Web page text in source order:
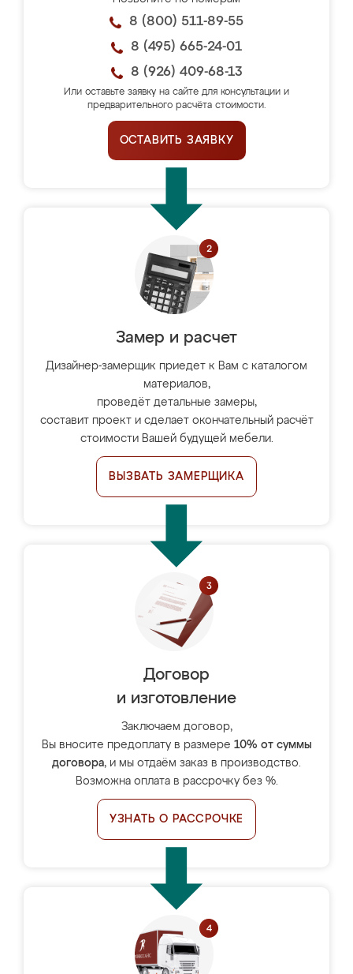
8 (800) 511-89-55
8 (495) 665-24-01
8 (926) 409-68-13
Или оставьте заявку на сайте для консультации и
предварительного расчёта стоимости.
ОСТАВИТЬ ЗАЯВКУ
Замер и расчет
Дизайнер-замерщик приедет к Вам с каталогом
материалов,
проведёт детальные замеры,
составит проект и сделает окончательный расчёт
стоимости Вашей будущей мебели.
ВЫЗВАТЬ ЗАМЕРЩИКА
Договор
и изготовление
Заключаем договор,
Вы вносите предоплату в размере 10% от суммы
договора, и мы отдаём заказ в производство.
Возможна оплата в рассрочку без %.
УЗНАТЬ О РАССРОЧКЕ